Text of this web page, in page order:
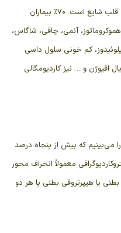
شایع است. ۷۰٪ بیماران
هموکروماتوز، آنمی، چاقی، شاگاس،
،کم خونی سلول داسی
افیوژن و … نیز کاردیومگالی
می‌بینیم که بیش از پنجاه درصد
معمولاً انحراف محور
بطنی یا هیپرتروفی بطنی یا هر دو